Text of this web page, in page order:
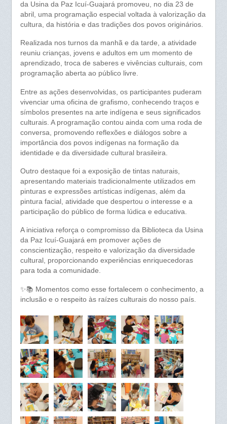
da Usina da Paz Icuí-Guajará promoveu, no dia 23 de
abril, uma programação especial voltada à valorização da
cultura, da história e das tradições dos povos originários.
Realizada nos turnos da manhã e da tarde, a atividade
reuniu crianças, jovens e adultos em um momento de
aprendizado, troca de saberes e vivências culturais, com
programação aberta ao público livre.
Entre as ações desenvolvidas, os participantes puderam
vivenciar uma oficina de grafismo, conhecendo traços e
símbolos presentes na arte indígena e seus significados
culturais. A programação contou ainda com uma roda de
conversa, promovendo reflexões e diálogos sobre a
importância dos povos indígenas na formação da
identidade e da diversidade cultural brasileira.
Outro destaque foi a exposição de tintas naturais,
apresentando materiais tradicionalmente utilizados em
pinturas e expressões artísticas indígenas, além da
pintura facial, atividade que despertou o interesse e a
participação do público de forma lúdica e educativa.
A iniciativa reforça o compromisso da Biblioteca da Usina
da Paz Icuí-Guajará em promover ações de
conscientização, respeito e valorização da diversidade
cultural, proporcionando experiências enriquecedoras
para toda a comunidade.
✨📚 Momentos como esse fortalecem o conhecimento, a
inclusão e o respeito às raízes culturais do nosso país.